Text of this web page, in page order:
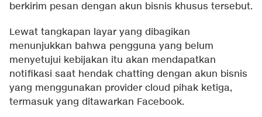
berkirim pesan dengan akun bisnis khusus tersebut.
Lewat tangkapan layar yang dibagikan
menunjukkan bahwa pengguna yang belum
menyetujui kebijakan itu akan mendapatkan
notifikasi saat hendak chatting dengan akun bisnis
yang menggunakan provider cloud pihak ketiga,
termasuk yang ditawarkan Facebook.